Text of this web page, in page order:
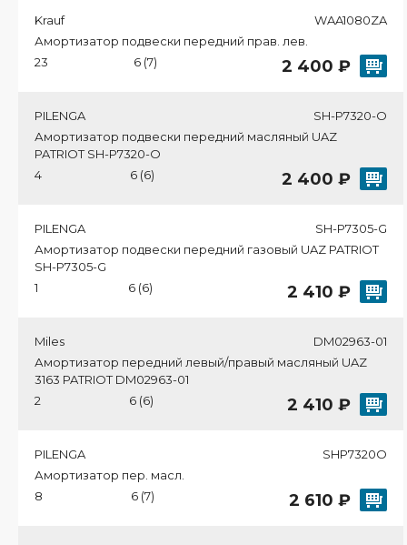
Krauf
WAA1080ZA
Амортизатор подвески передний прав. лев.
23
6 (7) 2 400 ₽
PILENGA
SH-P7320-O
Амортизатор подвески передний масляный UAZ
PATRIOT SH-P7320-O
4
6 (6) 2 400 ₽
PILENGA
SH-P7305-G
Амортизатор подвески передний газовый UAZ PATRIOT
SH-P7305-G
1
6 (6) 2 410 ₽
Miles
DM02963-01
Амортизатор передний левый/правый масляный UAZ
3163 PATRIOT DM02963-01
2
6 (6) 2 410 ₽
PILENGA
SHP7320O
Амортизатор пер. масл.
8
6 (7) 2 610 ₽